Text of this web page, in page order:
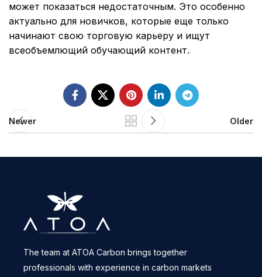
может показаться недостаточным. Это особенно
актуально для новичков, которые еще только
начинают свою торговую карьеру и ищут
всеобъемлющий обучающий контент.
Newer Older
The team at ATOA Carbon brings together
professionals with experience in carbon markets